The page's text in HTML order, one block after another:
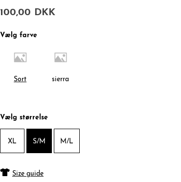
100,00 DKK
Vælg farve
Sort sierra
Vælg størrelse
XL S/M M/L
Size guide